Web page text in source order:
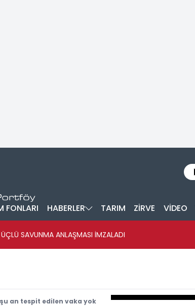
FONLARI HABERLER TARIM ZİRVE VİDEO
SAVUNMA ANLAŞMASI İMZALADI
an tespit edilen vaka yok